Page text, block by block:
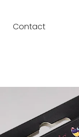
Contact